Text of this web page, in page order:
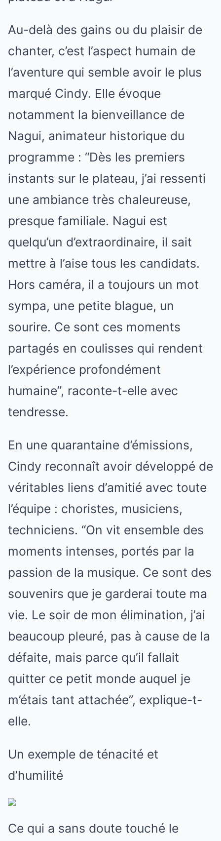
Au-delà des gains ou du plaisir de
chanter, c’est l’aspect humain de
l’aventure qui semble avoir le plus
marqué Cindy. Elle évoque
notamment la bienveillance de
Nagui, animateur historique du
programme : “Dès les premiers
instants sur le plateau, j’ai ressenti
une ambiance très chaleureuse,
presque familiale. Nagui est
quelqu’un d’extraordinaire, il sait
mettre à l’aise tous les candidats.
Hors caméra, il a toujours un mot
sympa, une petite blague, un
sourire. Ce sont ces moments
partagés en coulisses qui rendent
l’expérience profondément
humaine”, raconte-t-elle avec
tendresse.
En une quarantaine d’émissions,
Cindy reconnaît avoir développé de
véritables liens d’amitié avec toute
l’équipe : choristes, musiciens,
techniciens. “On vit ensemble des
moments intenses, portés par la
passion de la musique. Ce sont des
souvenirs que je garderai toute ma
vie. Le soir de mon élimination, j’ai
beaucoup pleuré, pas à cause de la
défaite, mais parce qu’il fallait
quitter ce petit monde auquel je
m’étais tant attachée”, explique-t-
elle.
Un exemple de ténacité et
d’humilité
Ce qui a sans doute touché le